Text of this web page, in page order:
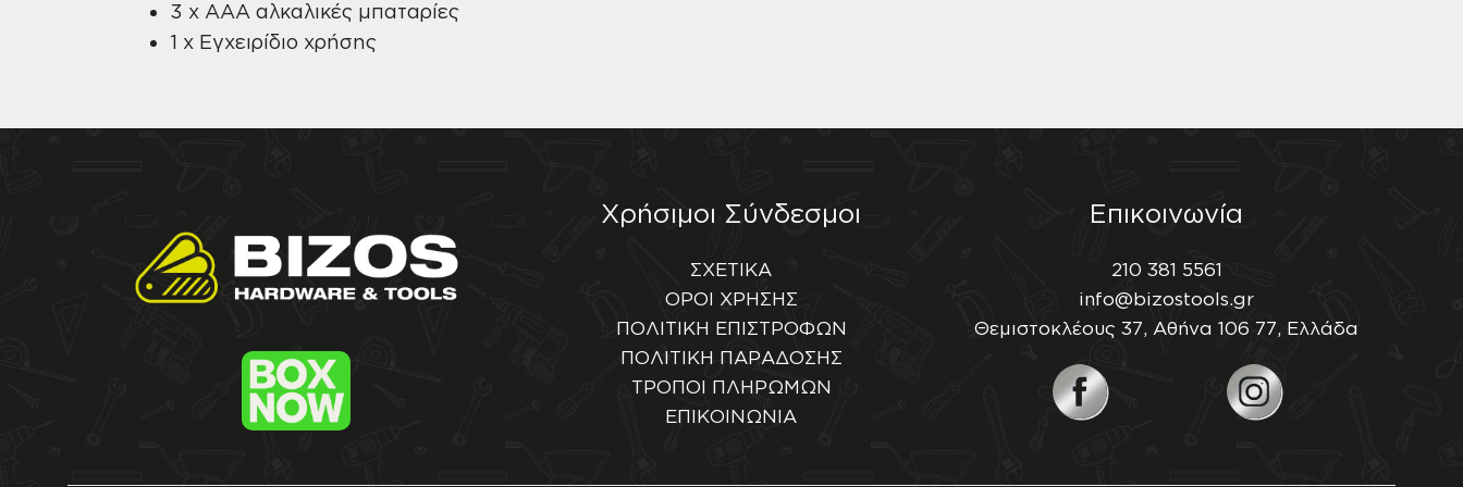
3 x AAA αλκαλικές μπαταρίες
1 x Εγχειρίδιο χρήσης
Χρήσιμοι Σύνδεσμοι
ΣΧΕΤΙΚΑ
ΟΡΟΙ ΧΡΗΣΗΣ
ΠΟΛΙΤΙΚΗ ΕΠΙΣΤΡΟΦΩΝ
ΠΟΛΙΤΙΚΗ ΠΑΡΑΔΟΣΗΣ
ΤΡΟΠΟΙ ΠΛΗΡΩΜΩΝ
ΕΠΙΚΟΙΝΩΝΙΑ
Επικοινωνία
210 381 5561
info@bizostools.gr
Θεμιστοκλέους 37, Αθήνα 106 77, Ελλάδα